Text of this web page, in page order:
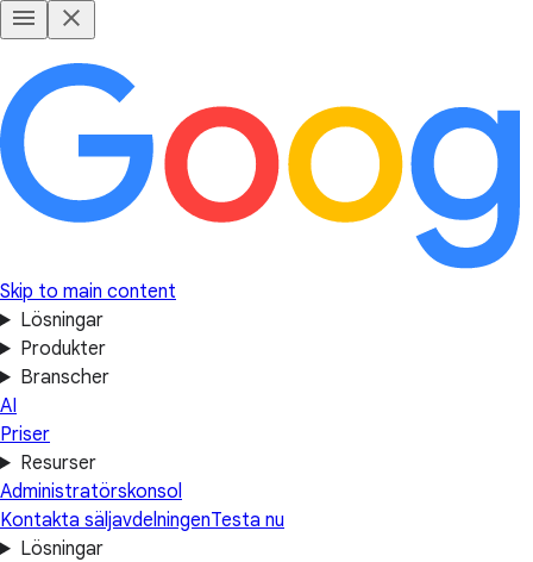
Skip to main content
Lösningar
Produkter
Branscher
AI
Priser
Resurser
Administratörskonsol
Kontakta säljavdelningenTesta nu
Lösningar